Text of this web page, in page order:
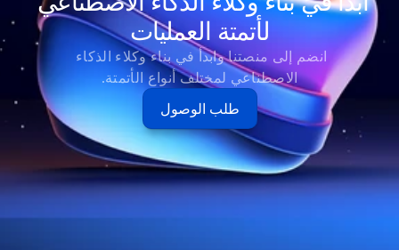
لأتمتة العمليات
الاصطناعي لمختلف أنواع الأتمتة.
طلب الوصول